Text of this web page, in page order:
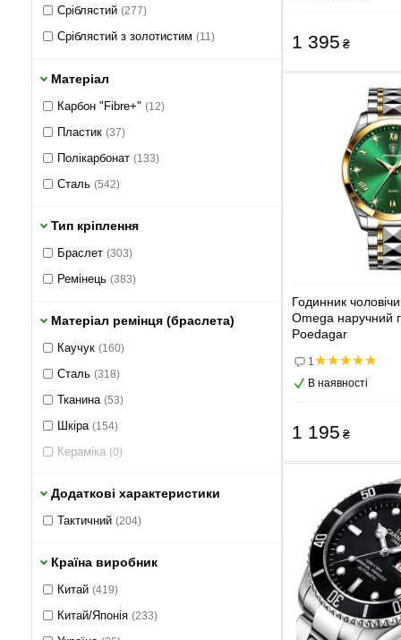
М'ятний (0)
Рожевий
Сріблястий (277)
Сріблястий з золотистим (11)
Темно-сірий
Червоний (0)
Чорний
Матеріал
Карбон "Fibre+" (12)
Пластик (37)
Полікарбонат (133)
Сталь (542)
Тип кріплення
Браслет (303)
Ремінець (383)
Матеріал ремінця (браслета)
Каучук (160)
Кераміка (0)
Сталь (318)
Тканина (53)
Шкіра (154)
Додаткові характеристики
Тактичний (204)
Країна виробник
Китай (419)
Китай/Японія (233)
1 395₴
Годинник
Omega наручний
Poedagar
1
В наявності
1 195₴